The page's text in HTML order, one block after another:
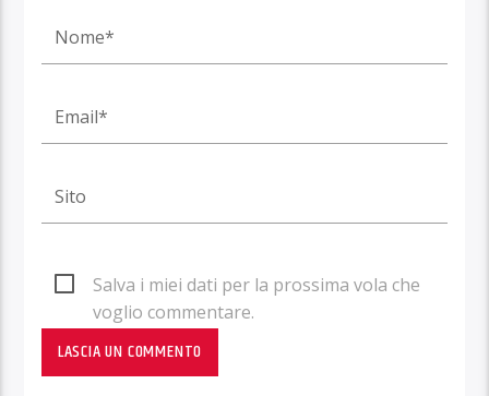
Salva i miei dati per la prossima vola che
voglio commentare.